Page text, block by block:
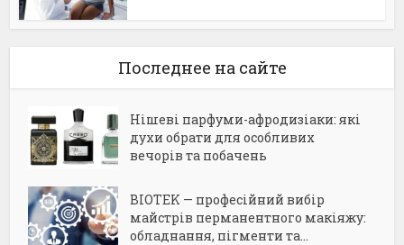
Последнее на сайте
Нішеві парфуми-афродизіаки: які
духи обрати для особливих
вечорів та побачень
BIOTEK — професійний вибір
майстрів перманентного макіяжу:
обладнання, пігменти та...